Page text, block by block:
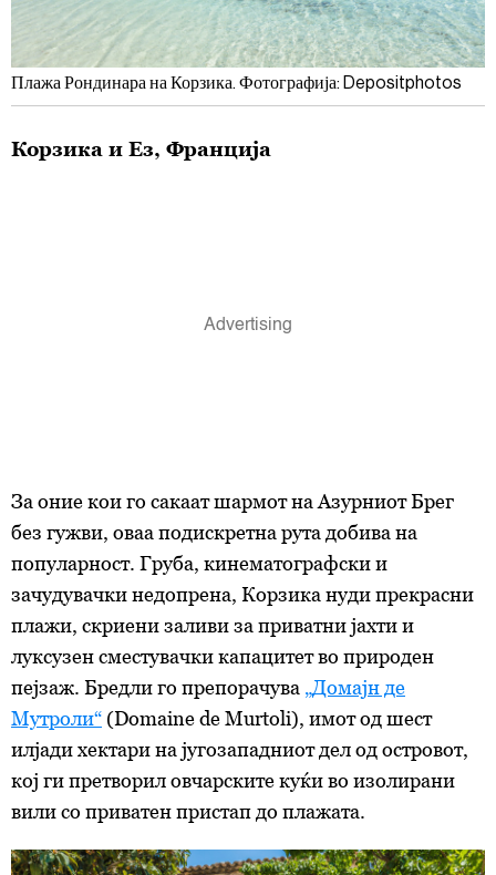
Плажа Рондинара на Корзика. Фотографија: Depositphotos
Корзика и Ез, Франција
За оние кои го сакаат шармот на Азурниот Брег
без гужви, оваа подискретна рута добива на
популарност. Груба, кинематографски и
зачудувачки недопрена, Корзика нуди прекрасни
плажи, скриени заливи за приватни јахти и
луксузен сместувачки капацитет во природен
пејзаж. Бредли го препорачува „Домајн де
Мутроли“ (Domaine de Murtoli), имот од шест
илјади хектари на југозападниот дел од островот,
кој ги претворил овчарските куќи во изолирани
вили со приватен пристап до плажата.